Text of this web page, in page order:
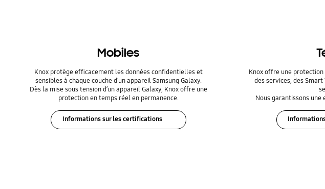
Mobiles
Knox protège efficacement les données confidentielles et
sensibles à chaque couche d’un appareil Samsung Galaxy.
Dès la mise sous tension d’un appareil Galaxy, Knox offre une
protection en temps réel en permanence.
Informations sur les certifications
Knox offre une
des services, des
Nous garantissons une